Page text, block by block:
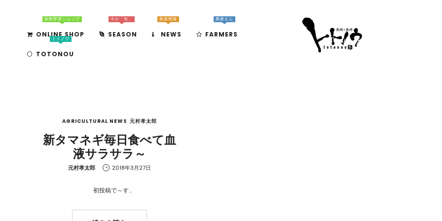
ONLINE SHOP
新鮮野菜ショップ
SEASON
今が「旬」
NEWS
新着情報
FARMERS
農家さん
TOTONOU
トトノウ
AGRICULTURAL NEWS 元村孝太郎
新タマネギ毎日食べて血
液サラサラ～
by
元村孝太郎 2018年3月27日
初投稿で～す…